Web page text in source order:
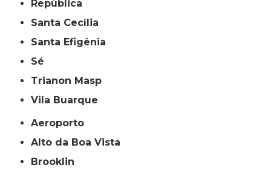
República
Santa Cecília
Santa Efigênia
Sé
Trianon Masp
Vila Buarque
Aeroporto
Alto da Boa Vista
Brooklin